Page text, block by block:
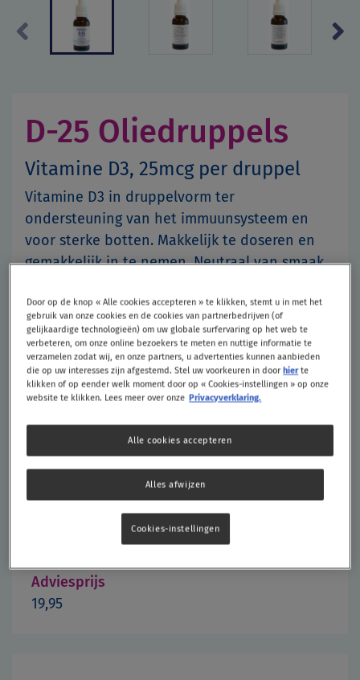
Previous Next
D-25 Oliedruppels
Vitamine D3, 25mcg per druppel
Vitamine D3 in druppelvorm ter
ondersteuning van het immuunsysteem en
voor sterke botten. Makkelijk te doseren en
gemakkelijk in te nemen. Neutraal van smaak.
Gemakkelijk in te nemen
Goed opneembaar
Hoge dosering per druppel
Adviesprijs
19,95
Door op de knop « Alle cookies accepteren » te klikken, stemt u in met het
gebruik van onze cookies en de cookies van partnerbedrijven (of
gelijkaardige technologieën) om uw globale surfervaring op het web te
verbeteren, om onze online bezoekers te meten en nuttige informatie te
verzamelen zodat wij, en onze partners, u advertenties kunnen aanbieden
die op uw interesses zijn afgestemd. Stel uw voorkeuren in doorhierte
klikken of op eender welk moment door op « Cookies-instellingen » op onze
website te klikken. Lees meer over onze Privacyverklaring.
Alles afwijzen
Alle cookies accepteren
Cookies-instellingen